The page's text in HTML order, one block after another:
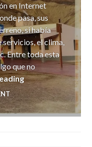
en Internet
pasa, sus
si había
el clima,
Entre toda esta
que no
Fundación Ruta 40